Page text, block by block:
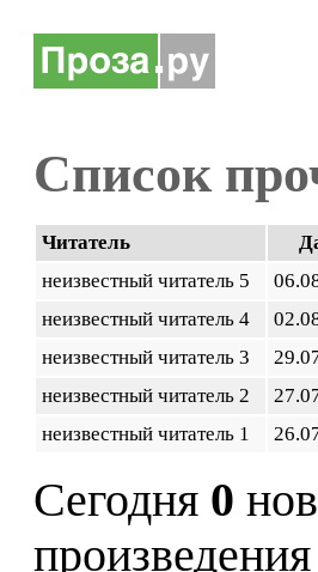
Список
Читатель
неизвестный читатель 5
неизвестный читатель 4
неизвестный читатель 3
неизвестный читатель 2
неизвестный читатель 1
Сегодня 0
произведения